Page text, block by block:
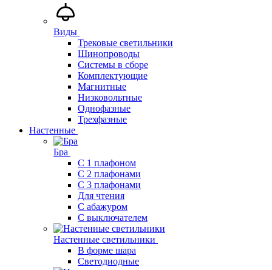
Виды
Трековые светильники
Шинопроводы
Системы в сборе
Комплектующие
Магнитные
Низковольтные
Однофазные
Трехфазные
Настенные
Бра
С 1 плафоном
С 2 плафонами
С 3 плафонами
Для чтения
С абажуром
С выключателем
Настенные светильники
В форме шара
Светодиодные